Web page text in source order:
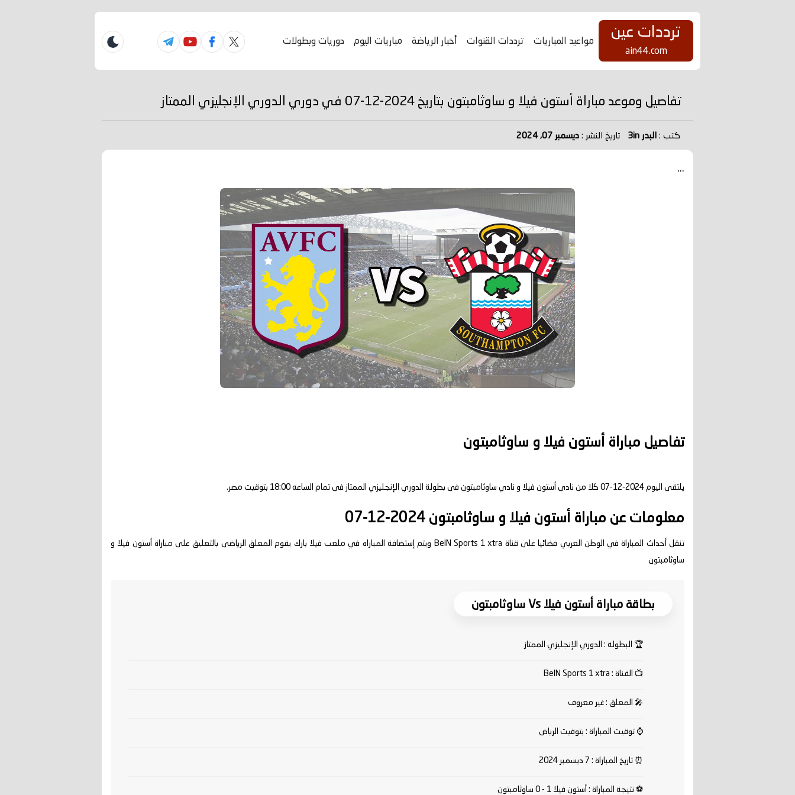
ترددات عين
ain44.com
مواعيد المباريات ترددات القنوات أخبار الرياضة مباريات اليوم دوريات وبطولات
تفاصيل وموعد مباراة أستون فيلا و ساوثامبتون بتاريخ 2024-12-07 في دوري الدوري الإنجليزي الممتاز
كتب :البدر 3in تاريخ النشر :ديسمبر 07, 2024
...
تفاصيل مباراة أستون فيلا و ساوثامبتون
يلتقى اليوم 2024-12-07 كلا من نادى أستون فيلا و نادي ساوثامبتون فى بطولة الدوري الإنجليزي الممتاز فى تمام الساعه 18:00 بتوقيت مصر.
معلومات عن مباراة أستون فيلا و ساوثامبتون 2024-12-07
تنقل أحداث المباراة في الوطن العربي فضائيا على قناة BeIN Sports 1 xtra ويتم إستضافة المباراه في ملعب فيلا بارك يقوم المعلق الرياضى بالتعليق على مباراة أستون فيلا و
ساوثامبتون
بطاقة مباراة أستون فيلا Vs ساوثامبتون
🏆 البطولة : الدوري الإنجليزي الممتاز
📺 القناة : BeIN Sports 1 xtra
🎤المعلق : غير معروف
⌚توقيت المباراة : بتوقيت الرياض
⏰تاريخ المباراة : 7 ديسمبر 2024
⚽نتيجة المباراة : أستون فيلا 1 - 0 ساوثامبتون